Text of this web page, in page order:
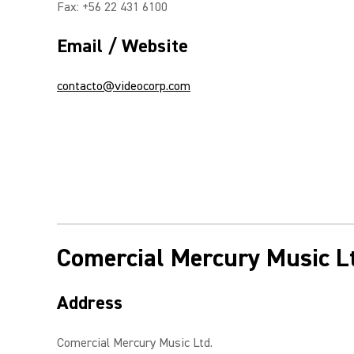
Fax: +56 22 431 6100
Email / Website
contacto@videocorp.com
Comercial Mercury Music
Address
Comercial Mercury Music Ltd.